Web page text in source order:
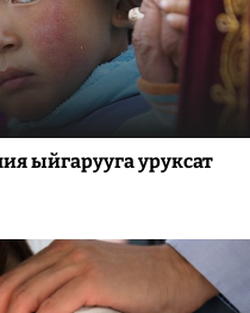
ыйгарууга уруксат